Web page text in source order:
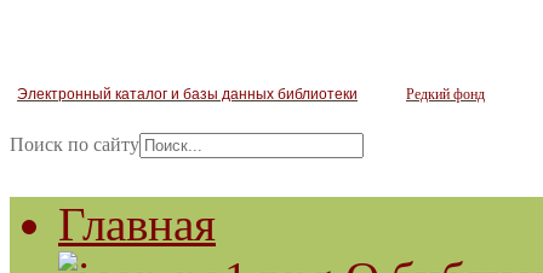
Электронный каталог и базы данных библиотеки Редкий фонд
Поиск по сайту
Главная